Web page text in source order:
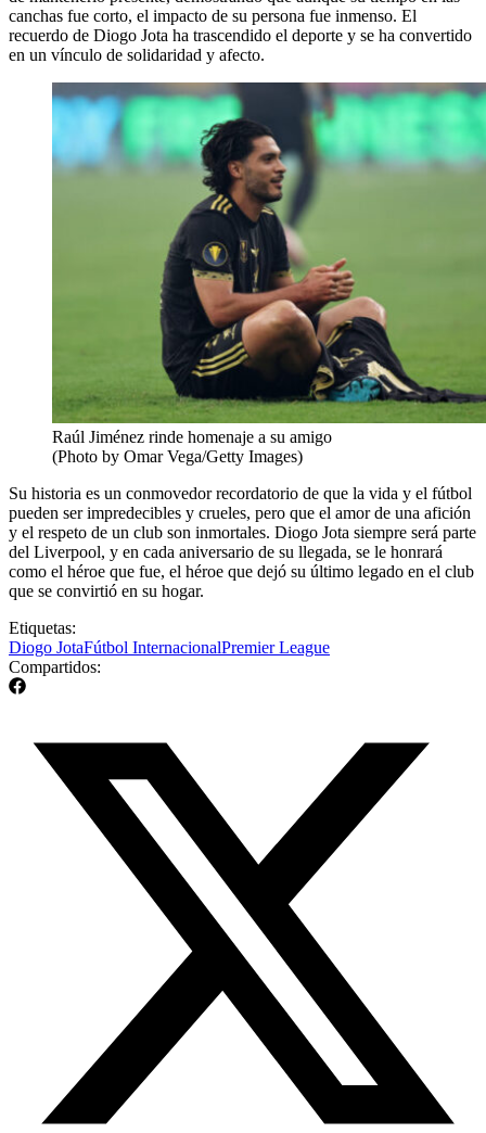
canchas fue corto, el impacto de su persona fue inmenso. El
recuerdo de Diogo Jota ha trascendido el deporte y se ha convertido
en un vínculo de solidaridad y afecto.
Raúl Jiménez rinde homenaje a su amigo
(Photo by Omar Vega/Getty Images)
Su historia es un conmovedor recordatorio de que la vida y el fútbol
pueden ser impredecibles y crueles, pero que el amor de una afición
y el respeto de un club son inmortales. Diogo Jota siempre será parte
del Liverpool, y en cada aniversario de su llegada, se le honrará
como el héroe que fue, el héroe que dejó su último legado en el club
que se convirtió en su hogar.
Etiquetas:
Diogo JotaFútbol InternacionalPremier League
Compartidos: